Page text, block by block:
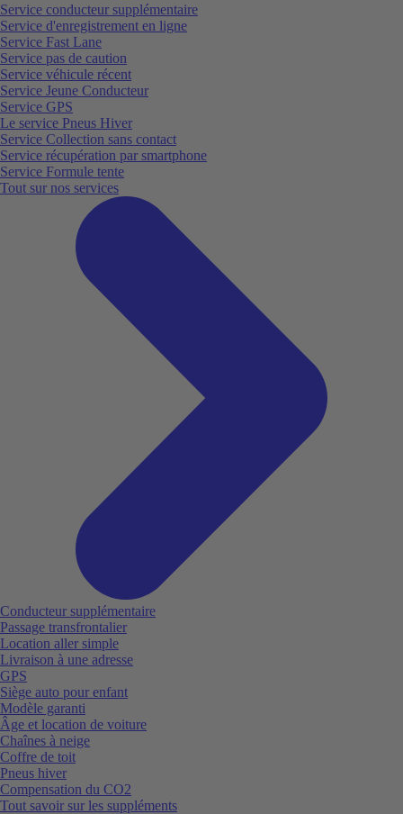
Service conducteur supplémentaire
Service d'enregistrement en ligne
Service Fast Lane
Service pas de caution
Service véhicule récent
Service Jeune Conducteur
Service GPS
Le service Pneus Hiver
Service Collection sans contact
Service récupération par smartphone
Service Formule tente
Tout sur nos services
Conducteur supplémentaire
Passage transfrontalier
Location aller simple
Livraison à une adresse
GPS
Siège auto pour enfant
Modèle garanti
Âge et location de voiture
Chaînes à neige
Coffre de toit
Pneus hiver
Compensation du CO2
Tout savoir sur les suppléments